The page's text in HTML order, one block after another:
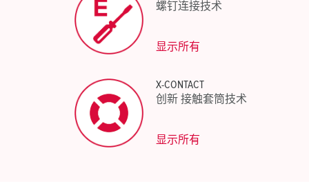
螺钉连接技术
显示所有
X-CONTACT
创新 接触套筒技术
显示所有